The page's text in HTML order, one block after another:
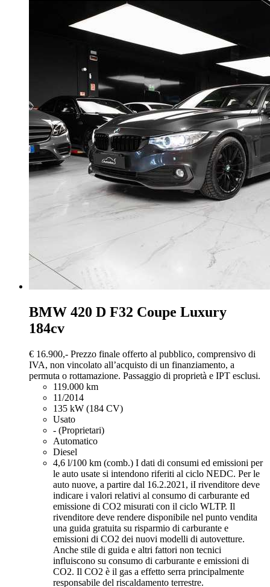
BMW 420 D F32 Coupe Luxury
184cv
€ 16.900,- Prezzo finale offerto al pubblico, comprensivo di
IVA, non vincolato all’acquisto di un finanziamento, a
permuta o rottamazione. Passaggio di proprietà e IPT esclusi.
119.000 km
11/2014
135 kW (184 CV)
Usato
- (Proprietari)
Automatico
Diesel
4,6 l/100 km (comb.) I dati di consumi ed emissioni per
le auto usate si intendono riferiti al ciclo NEDC. Per le
auto nuove, a partire dal 16.2.2021, iI rivenditore deve
indicare i valori relativi al consumo di carburante ed
emissione di CO2 misurati con il ciclo WLTP. Il
rivenditore deve rendere disponibile nel punto vendita
una guida gratuita su risparmio di carburante e
emissioni di CO2 dei nuovi modelli di autovetture.
Anche stile di guida e altri fattori non tecnici
influiscono su consumo di carburante e emissioni di
CO2. Il CO2 è il gas a effetto serra principalmente
responsabile del riscaldamento terrestre.